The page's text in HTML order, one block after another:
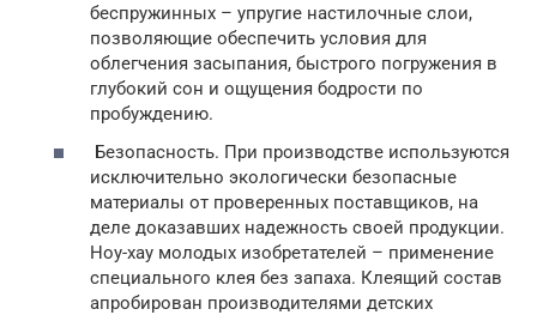
беспружинных – упругие настилочные слои,
позволяющие обеспечить условия для
облегчения засыпания, быстрого погружения в
глубокий сон и ощущения бодрости по
пробуждению.
Безопасность. При производстве используются
исключительно экологически безопасные
материалы от проверенных поставщиков, на
деле доказавших надежность своей продукции.
Ноу-хау молодых изобретателей – применение
специального клея без запаха. Клеящий состав
апробирован производителями детских